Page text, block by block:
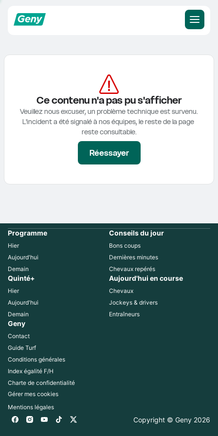
Ce contenu n'a pas pu s'afficher
Veuillez nous excuser, un problème technique est survenu.
L'incident a été signalé à nos équipes, le reste de la page
reste consultable.
Réessayer
Programme
Hier
Aujourd'hui
Demain
Conseils du jour
Bons coups
Dernières minutes
Chevaux repérés
Quinté+
Hier
Aujourd'hui
Demain
Aujourd'hui en course
Chevaux
Jockeys & drivers
Entraîneurs
Geny
Contact
Guide Turf
Conditions générales
Index égalité F/H
Charte de confidentialité
Gérer mes cookies
Mentions légales
Copyright © Geny 2026